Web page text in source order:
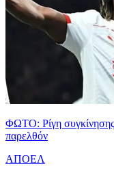
ΦΩΤΟ: Ρίγη
παρελθόν
ΑΠΟΕΛ